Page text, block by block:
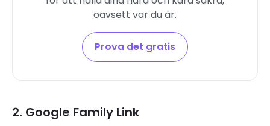
oavsett var du är.
Prova det gratis
2. Google Family Link